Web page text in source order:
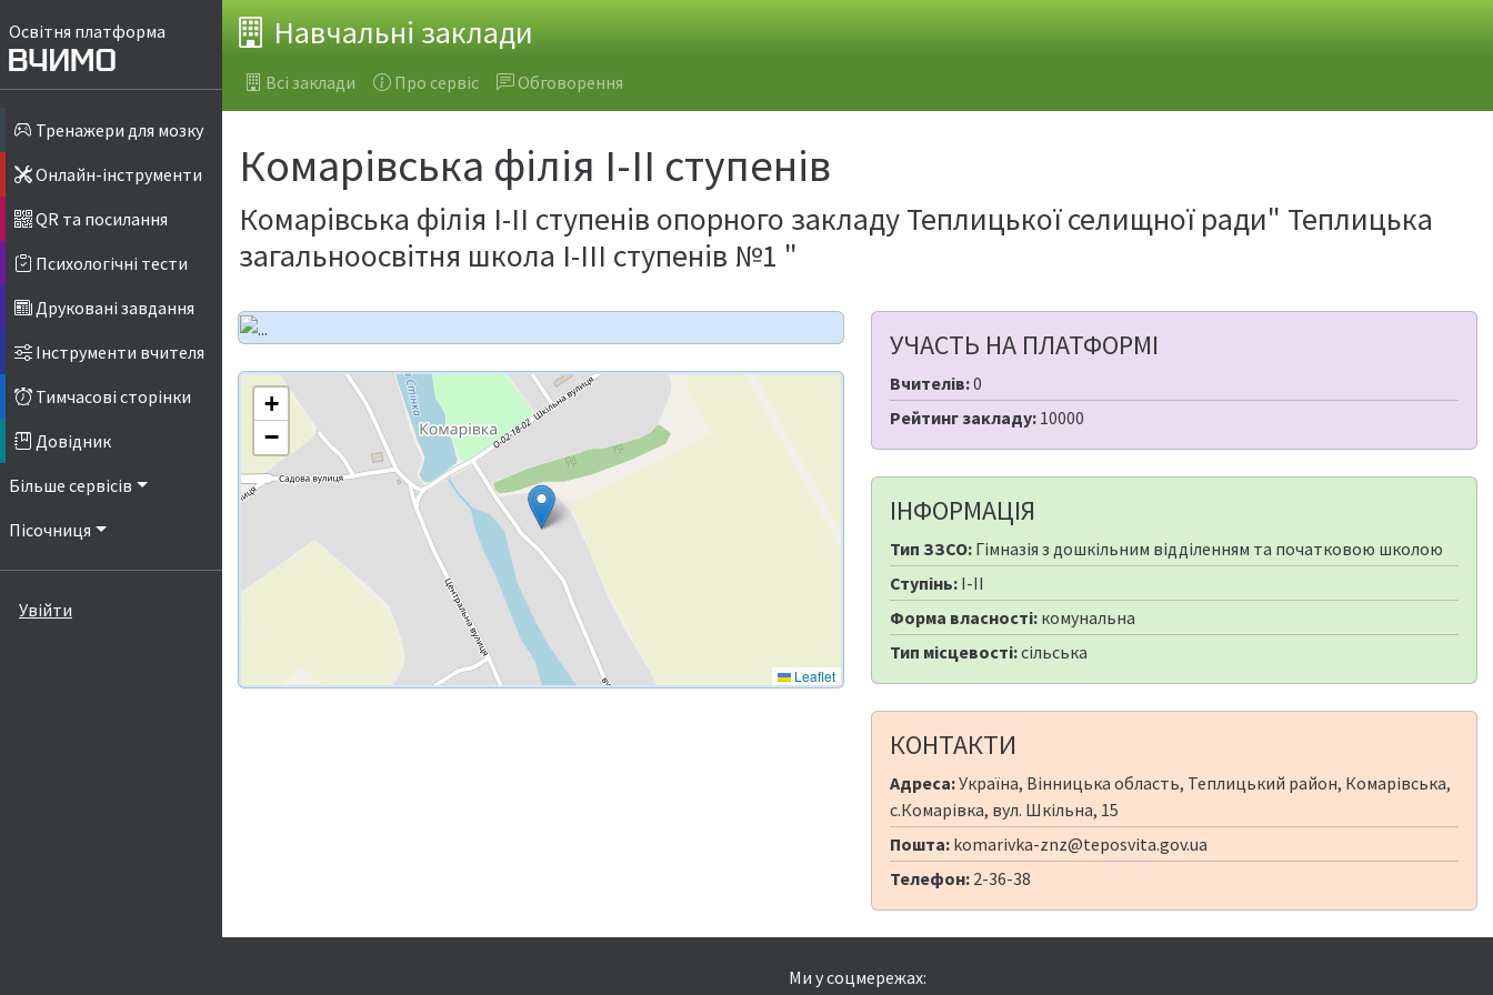
Освітня платформа
Тренажери для мозку
Онлайн-інструменти
QR та посилання
Психологічні тести
Друковані завдання
Інструменти вчителя
Тимчасові сторінки
Довідник
Більше сервісів
Пісочниця
Увійти
Навчальні заклади
Всі заклади Про сервіс Обговорення
Комарівська філія І-ІІ ступенів
Комарівська філія І-ІІ ступенів опорного закладу Теплицької селищної ради" Теплицька
загальноосвітня школа І-ІІІ ступенів №1 "
+
−
Leaflet
УЧАСТЬ НА ПЛАТФОРМІ
Вчителів:0
Рейтинг закладу: 10000
ІНФОРМАЦІЯ
Тип ЗЗСО: Гімназія з дошкільним відділенням та початковою школою
Ступінь: I-II
Форма власності: комунальна
Тип місцевості:сільська
КОНТАКТИ
Адреса:Україна, Вінницька область, Теплицький район, Комарівська,
с.Комарівка, вул. Шкільна, 15
Пошта: komarivka-znz@teposvita.gov.ua
Телефон: 2-36-38
Ми у соцмережах: